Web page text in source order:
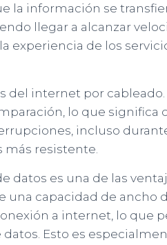
la información se
llegar a alcanzar
experiencia de los
del internet por cableado.
lo que significa
incluso
más resistente.
datos es una de las
una capacidad de ancho
a internet, lo que
Esto es